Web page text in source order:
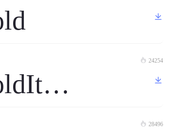
24254
28496